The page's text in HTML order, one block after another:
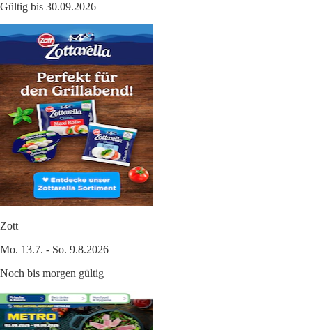
Gültig bis 30.09.2026
Zott
Mo. 13.7. - So. 9.8.2026
Noch bis morgen gültig